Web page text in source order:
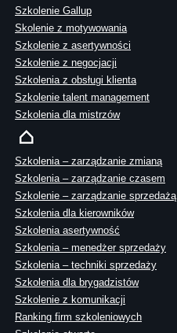
Szkolenie Gallup
Skolenie z motywowania
Szkolenie z asertywności
Szkolenie z negocjacji
Szkolenia z obsługi klienta
Szkolenie talent management
Szkolenia dla mistrzów
Szkolenia – zarządzanie zmianą
Szkolenia – zarządzanie czasem
Szkolenie – zarządzanie sprzedażą
Szkolenia dla kierowników
Szkolenia asertywność
Szkolenia – menedżer sprzedaży
Szkolenia – techniki sprzedaży
Szkolenia dla brygadzistów
Szkolenie z komunikacji
Ranking firm szkoleniowych